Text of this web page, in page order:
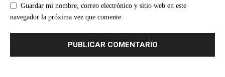
Guardar mi nombre, correo electrónico y sitio web en este
navegador la próxima vez que comente.